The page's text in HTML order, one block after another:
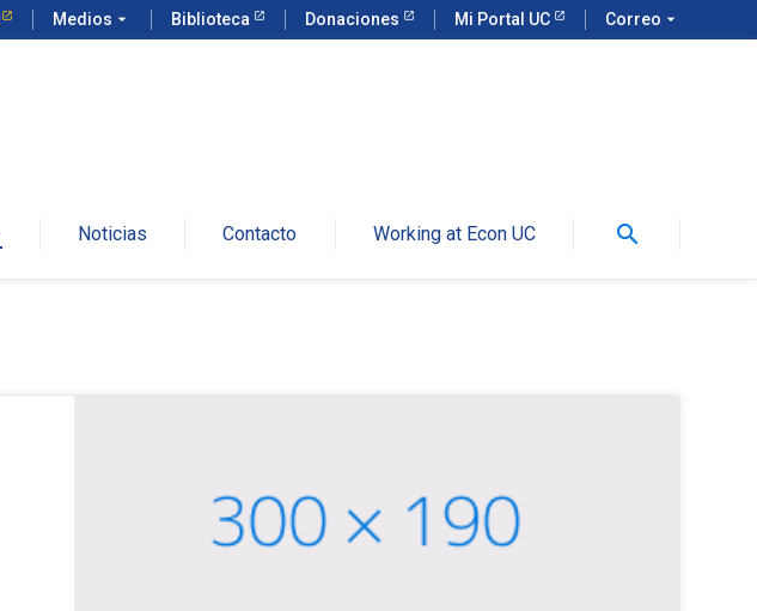
Medios arrow_drop_down Biblioteca Donaciones Mi Portal UC Correo arrow_drop_down
Noticias Contacto Working at Econ UC search